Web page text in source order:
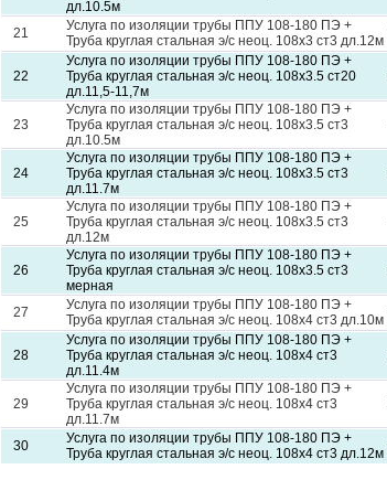
дл.10.5м
21
Услуга по изоляции трубы ППУ 108-180 ПЭ +
Труба круглая стальная э/с неоц. 108х3 ст3 дл.12м
22
Услуга по изоляции трубы ППУ 108-180 ПЭ +
Труба круглая стальная э/с неоц. 108х3.5 ст20
дл.11,5-11,7м
23
Услуга по изоляции трубы ППУ 108-180 ПЭ +
Труба круглая стальная э/с неоц. 108х3.5 ст3
дл.10.5м
24
Услуга по изоляции трубы ППУ 108-180 ПЭ +
Труба круглая стальная э/с неоц. 108х3.5 ст3
дл.11.7м
25
Услуга по изоляции трубы ППУ 108-180 ПЭ +
Труба круглая стальная э/с неоц. 108х3.5 ст3
дл.12м
26
Услуга по изоляции трубы ППУ 108-180 ПЭ +
Труба круглая стальная э/с неоц. 108х3.5 ст3
мерная
27
Услуга по изоляции трубы ППУ 108-180 ПЭ +
Труба круглая стальная э/с неоц. 108х4 ст3 дл.10м
28
Услуга по изоляции трубы ППУ 108-180 ПЭ +
Труба круглая стальная э/с неоц. 108х4 ст3
дл.11.4м
29
Услуга по изоляции трубы ППУ 108-180 ПЭ +
Труба круглая стальная э/с неоц. 108х4 ст3
дл.11.7м
30
Услуга по изоляции трубы ППУ 108-180 ПЭ +
Труба круглая стальная э/с неоц. 108х4 ст3 дл.12м